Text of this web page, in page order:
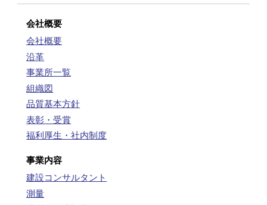
会社概要
会社概要
沿革
事業所一覧
組織図
品質基本方針
表彰・受賞
福利厚生・社内制度
事業内容
建設コンサルタント
測量